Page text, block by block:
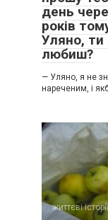
день
років
Уляно, ти
любиш?
— Уляно, я не
нареченим, і
життєві історії